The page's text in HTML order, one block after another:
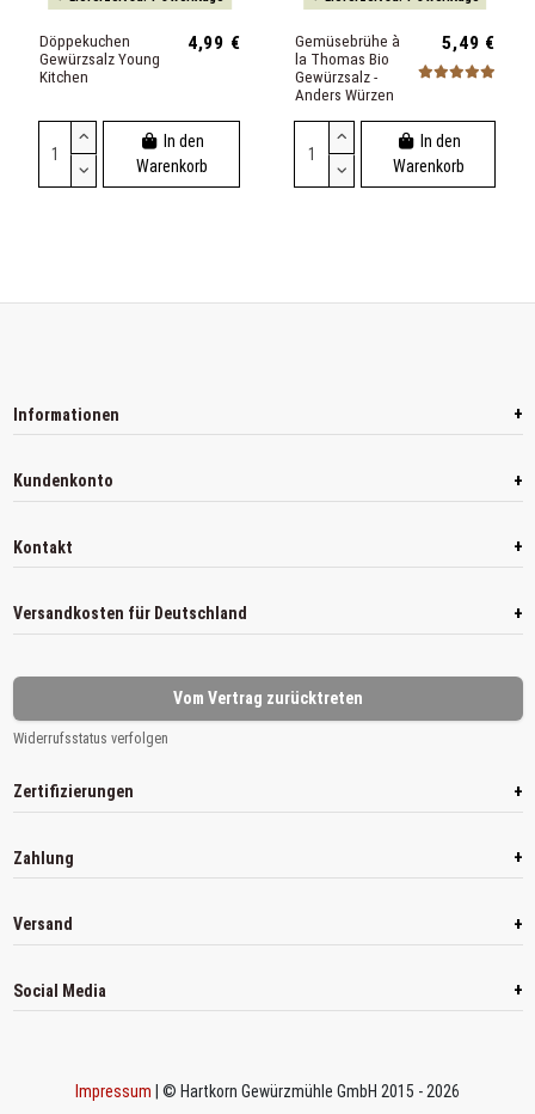
Döppekuchen
Gewürzsalz Young
Kitchen
4,99 €
In den
Warenkorb
Gemüsebrühe à
la Thomas Bio
Gewürzsalz -
Anders Würzen
5,49 €
In den
Warenkorb
Informationen +
Kundenkonto +
Kontakt +
Versandkosten für Deutschland +
Vom Vertrag zurücktreten
Widerrufsstatus verfolgen
Zertifizierungen +
Zahlung +
Versand +
Social Media +
Impressum | © Hartkorn Gewürzmühle GmbH 2015 - 2026